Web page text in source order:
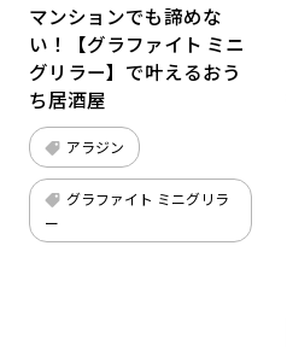
マンションでも諦めな
い！【グラファイト ミニ
グリラー】で叶えるおう
ち居酒屋
アラジン
グラファイト ミニグリラ
ー